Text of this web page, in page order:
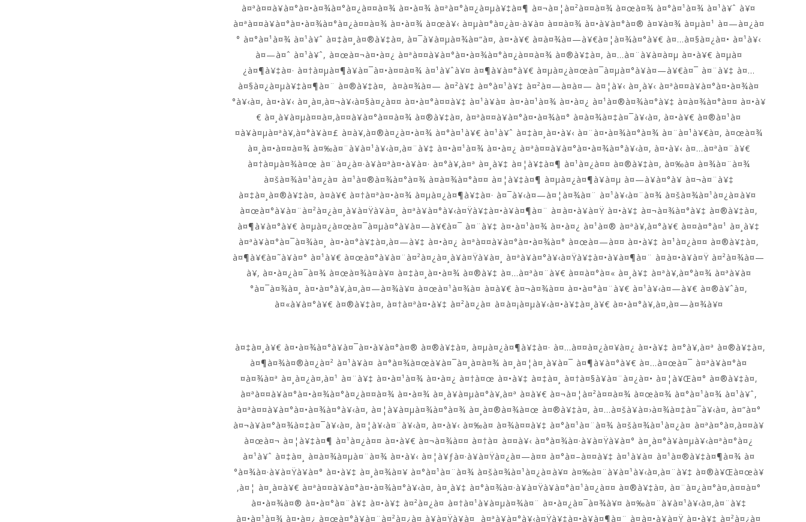
à¤ªà¤¤à¥à¤°à¤•à¤¾à¤°à¤¿à¤¤à¤¾ à¤•à¤¾ à¤ªà¤°à¤¿à¤µà¥‡à¤¶ à¤¬à¤¦à¤²à¤¤à¤¾ à¤œà¤¾ à¤°à¤¹à¤¾ à¤¹à¥ˆ à¥¤
à¤ªà¤¤à¥à¤°à¤•à¤¾à¤°à¤¿à¤¤à¤¾ à¤•à¤¾ à¤œà¥‹ à¤µà¤°à¤¿à¤·à¥à¤ à¤¤à¤¾ à¤•à¥à¤°à¤® à¤¥à¤¾ à¤µà¤¹ à¤—à¤¿à¤
° à¤°à¤¹à¤¾ à¤¹à¥ˆ à¤‡à¤¸à¤®à¥‡à¤‚ à¤¯à¥à¤µà¤¾à¤“à¤‚ à¤•à¥€ à¤­à¤¾à¤—à¥€à¤¦à¤¾à¤°à¥€ à¤…à¤§à¤¿à¤• à¤¹à¥‹
à¤—à¤ˆ à¤¹à¥ˆ, à¤œà¤¬à¤•à¤¿ à¤ªà¤¤à¥à¤°à¤•à¤¾à¤°à¤¿à¤¤à¤¾ à¤®à¥‡à¤‚ à¤…à¤¨à¥à¤­à¤µ à¤•à¥€ à¤µà¤
¿à¤¶à¥‡à¤· à¤†à¤µà¤¶à¥à¤¯à¤•à¤¤à¤¾ à¤¹à¥ˆà¥¤ à¤¶à¥à¤°à¥€ à¤µà¤¿à¤œà¤¯à¤µà¤°à¥à¤—à¥€à¤¯ à¤¨à¥‡ à¤…
à¤§à¤¿à¤µà¥‡à¤¶à¤¨ à¤®à¥‡à¤‚ à¤­à¤¾à¤— à¤²à¥‡ à¤°à¤¹à¥‡ à¤²à¤—à¤­à¤— à¤¦à¥‹ à¤¸à¥‹ à¤ªà¤¤à¥à¤°à¤•à¤¾à¤
°à¥‹à¤‚ à¤•à¥‹ à¤¸à¤‚à¤¬à¥‹à¤§à¤¿à¤¤ à¤•à¤°à¤¤à¥‡ à¤¹à¥à¤ à¤•à¤¹à¤¾ à¤•à¤¿ à¤¹à¤®à¤¾à¤°à¥‡ à¤­à¤¾à¤°à¤¤ à¤•à¥
€ à¤¸à¥à¤µà¤¤à¤‚à¤¤à¥à¤°à¤¤à¤¾ à¤®à¥‡à¤‚ à¤ªà¤¤à¥à¤°à¤•à¤¾à¤° à¤­à¤¾à¤‡à¤¯à¥‹à¤‚ à¤•à¥€ à¤®à¤¹à¤
¤à¥à¤µà¤ªà¥‚à¤°à¥à¤£ à¤­à¥‚à¤®à¤¿à¤•à¤¾ à¤°à¤¹à¥€ à¤¹à¥ˆ à¤‡à¤¸à¤•à¥‹ à¤¨à¤•à¤¾à¤°à¤¾ à¤¨à¤¹à¥€à¤‚ à¤œà¤¾
à¤¸à¤•à¤¤à¤¾ à¤‰à¤¨à¥à¤¹à¥‹à¤‚à¤¨à¥‡ à¤•à¤¹à¤¾ à¤•à¤¿ à¤ªà¤¤à¥à¤°à¤•à¤¾à¤°à¥‹à¤‚ à¤•à¥‹ à¤…à¤ªà¤¨à¥€
à¤†à¤µà¤¾à¤œ à¤¨à¤¿à¤·à¥à¤ªà¤•à¥à¤· à¤°à¥‚à¤ª à¤¸à¥‡ à¤¦à¥‡à¤¶ à¤¹à¤¿à¤¤ à¤®à¥‡à¤‚ à¤‰à¤ à¤¾à¤¨à¤¾
à¤šà¤¾à¤¹à¤¿à¤ à¤¹à¤®à¤¾à¤°à¤¾ à¤­à¤¾à¤°à¤¤ à¤¦à¥‡à¤¶ à¤µà¤¿à¤¶à¥à¤µ à¤—à¥à¤°à¥ à¤¬à¤¨à¥‡
à¤‡à¤¸à¤®à¥‡à¤‚ à¤­à¥€ à¤†à¤ªà¤•à¤¾ à¤µà¤¿à¤¶à¥‡à¤· à¤¯à¥‹à¤—à¤¦à¤¾à¤¨ à¤¹à¥‹à¤¨à¤¾ à¤šà¤¾à¤¹à¤¿à¤à¥¤
à¤œà¤°à¥à¤¨à¤²à¤¿à¤¸à¥à¤Ÿà¥à¤¸ à¤ªà¥à¤°à¥‹à¤Ÿà¥‡à¤•à¥à¤¶à¤¨ à¤à¤•à¥à¤Ÿ à¤•à¥‡ à¤¬à¤¾à¤°à¥‡ à¤®à¥‡à¤‚
à¤¶à¥à¤°à¥€ à¤µà¤¿à¤œà¤¯à¤µà¤°à¥à¤—à¥€à¤¯ à¤¨à¥‡ à¤•à¤¹à¤¾ à¤•à¤¿ à¤¹à¤® à¤ªà¥‚à¤°à¥€ à¤¤à¤°à¤¹ à¤¸à¥‡
à¤ªà¥à¤°à¤¯à¤¾à¤¸ à¤•à¤°à¥‡à¤‚à¤—à¥‡ à¤•à¤¿ à¤ªà¤¤à¥à¤°à¤•à¤¾à¤° à¤œà¤—à¤¤ à¤•à¥‡ à¤¹à¤¿à¤¤ à¤®à¥‡à¤‚
à¤¶à¥€à¤˜à¥à¤° à¤¹à¥€ à¤œà¤°à¥à¤¨à¤²à¤¿à¤¸à¥à¤Ÿà¥à¤¸ à¤ªà¥à¤°à¥‹à¤Ÿà¥‡à¤•à¥à¤¶à¤¨ à¤à¤•à¥à¤Ÿ à¤²à¤¾à¤—
à¥‚ à¤•à¤¿à¤¯à¤¾ à¤œà¤¾à¤à¥¤ à¤‡à¤¸à¤•à¤¾ à¤®à¥‡ à¤…à¤ªà¤¨à¥€ à¤¤à¤°à¤« à¤¸à¥‡ à¤ªà¥‚à¤°à¤¾ à¤ªà¥à¤
°à¤¯à¤¾à¤¸ à¤•à¤°à¥‚à¤‚à¤—à¤¾à¥¤ à¤œà¤¹à¤¾à¤ à¤­à¥€ à¤¬à¤¾à¤¤ à¤•à¤°à¤¨à¥€ à¤¹à¥‹à¤—à¥€ à¤®à¥ˆà¤‚
à¤«à¥à¤°à¥€ à¤®à¥‡à¤‚ à¤†à¤ªà¤•à¥‡ à¤²à¤¿à¤ à¤à¤¡à¤µà¥‹à¤•à¥‡à¤¸à¥€ à¤•à¤°à¥‚à¤‚à¤—à¤¾à¥¤
à¤‡à¤¸à¥€ à¤•à¤¾à¤°à¥à¤¯à¤•à¥à¤°à¤® à¤®à¥‡à¤‚ à¤µà¤¿à¤¶à¥‡à¤· à¤…à¤¤à¤¿à¤¥à¤¿ à¤•à¥‡ à¤°à¥‚à¤ª à¤®à¥‡à¤‚
à¤¶à¤¾à¤®à¤¿à¤² à¤¹à¥à¤ à¤°à¤¾à¤œà¥à¤¯à¤¸à¤­à¤¾ à¤¸à¤¦à¤¸à¥à¤¯ à¤¶à¥à¤°à¥€ à¤…à¤œà¤¯ à¤ªà¥à¤°à¤
¤à¤¾à¤ª à¤¸à¤¿à¤‚à¤¹ à¤¨à¥‡ à¤•à¤¹à¤¾ à¤•à¤¿ à¤†à¤œ à¤•à¥‡ à¤‡à¤¸ à¤†à¤§à¥à¤¨à¤¿à¤• à¤¦à¥Œà¤° à¤®à¥‡à¤‚
à¤ªà¤¤à¥à¤°à¤•à¤¾à¤°à¤¿à¤¤à¤¾ à¤•à¤¾ à¤¸à¥à¤µà¤°à¥‚à¤ª à¤­à¥€ à¤¬à¤¦à¤²à¤¤à¤¾ à¤œà¤¾ à¤°à¤¹à¤¾ à¤¹à¥ˆ,
à¤ªà¤¤à¥à¤°à¤•à¤¾à¤°à¥‹à¤‚ à¤¦à¥à¤µà¤¾à¤°à¤¾ à¤¸à¤®à¤¾à¤œ à¤®à¥‡à¤‚ à¤…à¤šà¥à¤›à¤¾à¤‡à¤¯à¥‹à¤‚ à¤”à¤°
à¤¬à¥à¤°à¤¾à¤‡à¤¯à¥‹à¤‚ à¤¦à¥‹à¤¨à¥‹à¤‚ à¤•à¥‹ à¤‰à¤ à¤¾à¤¤à¥‡ à¤°à¤¹à¤¨à¤¾ à¤šà¤¾à¤¹à¤¿à¤ à¤ªà¤°à¤‚à¤¤à¥
à¤œà¤¬ à¤¦à¥‡à¤¶ à¤¹à¤¿à¤¤ à¤•à¥€ à¤¬à¤¾à¤¤ à¤†à¤ à¤¤à¥‹ à¤°à¤¾à¤·à¥à¤Ÿà¥à¤° à¤¸à¤°à¥à¤µà¥‹à¤ªà¤°à¤¿
à¤¹à¥ˆ à¤‡à¤¸ à¤­à¤¾à¤µà¤¨à¤¾ à¤•à¥‹ à¤¦à¥ƒà¤·à¥à¤Ÿà¤¿à¤—à¤¤ à¤°à¤–à¤¤à¥‡ à¤¹à¥à¤ à¤¹à¤®à¥‡à¤¶à¤¾ à¤
°à¤¾à¤·à¥à¤Ÿà¥à¤° à¤•à¥‡ à¤¸à¤¾à¤¥ à¤°à¤¹à¤¨à¤¾ à¤šà¤¾à¤¹à¤¿à¤à¥¤ à¤‰à¤¨à¥à¤¹à¥‹à¤‚à¤¨à¥‡ à¤®à¥Œà¤œà¥
‚à¤¦ à¤¸à¤­à¥€ à¤ªà¤¤à¥à¤°à¤•à¤¾à¤°à¥‹à¤‚ à¤¸à¥‡ à¤°à¤¾à¤·à¥à¤Ÿà¥à¤°à¤¹à¤¿à¤¤ à¤®à¥‡à¤‚ à¤¨à¤¿à¤°à¤‚à¤¤à¤°
à¤•à¤¾à¤® à¤•à¤°à¤¨à¥‡ à¤•à¥‡ à¤²à¤¿à¤ à¤†à¤¹à¥à¤µà¤¾à¤¨ à¤•à¤¿à¤¯à¤¾à¥¤ à¤‰à¤¨à¥à¤¹à¥‹à¤‚à¤¨à¥‡
à¤•à¤¹à¤¾ à¤•à¤¿ à¤œà¤°à¥à¤¨à¤²à¤¿à¤¸à¥à¤Ÿà¥à¤¸ à¤ªà¥à¤°à¥‹à¤Ÿà¥‡à¤•à¥à¤¶à¤¨ à¤à¤•à¥à¤Ÿ à¤•à¥‡ à¤²à¤¿à¤